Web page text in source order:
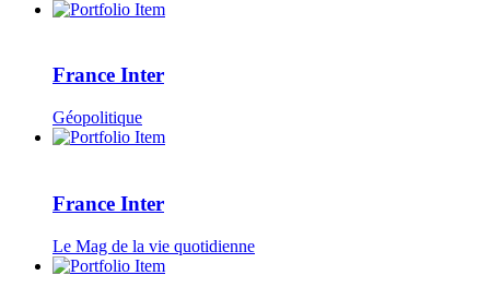
France Inter
Géopolitique
France Inter
Le Mag de la vie quotidienne